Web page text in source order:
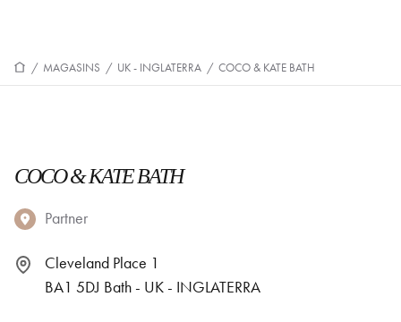
/ MAGASINS / UK - INGLATERRA / COCO & KATE BATH
COCO & KATE BATH
Partner
Cleveland Place 1
BA1 5DJ Bath - UK - INGLATERRA